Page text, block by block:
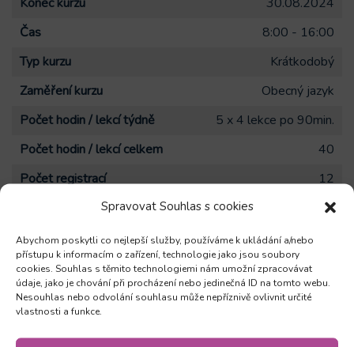
Spravovat Souhlas s cookies
Abychom poskytli co nejlepší služby, používáme k ukládání a/nebo
přístupu k informacím o zařízení, technologie jako jsou soubory
cookies. Souhlas s těmito technologiemi nám umožní zpracovávat
údaje, jako je chování při procházení nebo jedinečná ID na tomto webu.
Nesouhlas nebo odvolání souhlasu může nepříznivě ovlivnit určité
vlastnosti a funkce.
Čas
8:00 - 16:00
Typ kurzu
Krátkodobý
Zaměření kurzu
Obecný jazyk
Počet hodin / lekcí týdně
5 x 4 lekce po 90min.
Počet hodin / lekcí celkem
40
Počet registrací
12
Zůstaňte v obraze